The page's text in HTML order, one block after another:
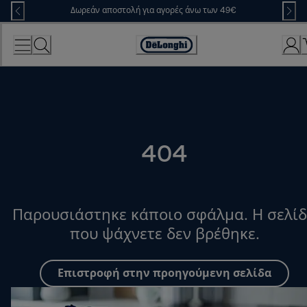
Skip
to
Content
Δωρεάν αποστολή για αγορές άνω των 49€
Accessibility
Statement
404
Παρουσιάστηκε κάποιο σφάλμα. Η
που ψάχνετε δεν βρέθηκε.
Επιστροφή στην προηγούμενη σελίδα